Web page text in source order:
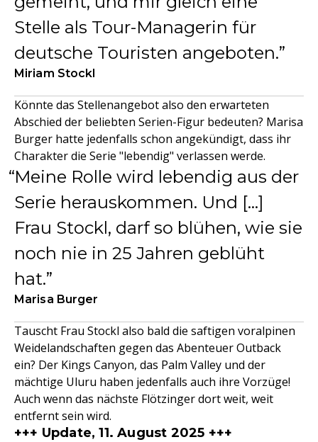
Stelle als Tour-Managerin für
deutsche Touristen angeboten.
Miriam Stockl
Könnte das Stellenangebot also den erwarteten
Abschied der beliebten Serien-Figur bedeuten? Marisa
Burger hatte jedenfalls schon angekündigt, dass ihr
Charakter die Serie "lebendig" verlassen werde.
Meine Rolle wird lebendig aus der
Serie herauskommen. Und [...]
Frau Stockl, darf so blühen, wie sie
noch nie in 25 Jahren geblüht
hat.
Marisa Burger
Tauscht Frau Stockl also bald die saftigen voralpinen
Weidelandschaften gegen das Abenteuer Outback
ein? Der Kings Canyon, das Palm Valley und der
mächtige Uluru haben jedenfalls auch ihre Vorzüge!
Auch wenn das nächste Flötzinger dort weit, weit
entfernt sein wird.
+++ Update, 11. August 2025 +++